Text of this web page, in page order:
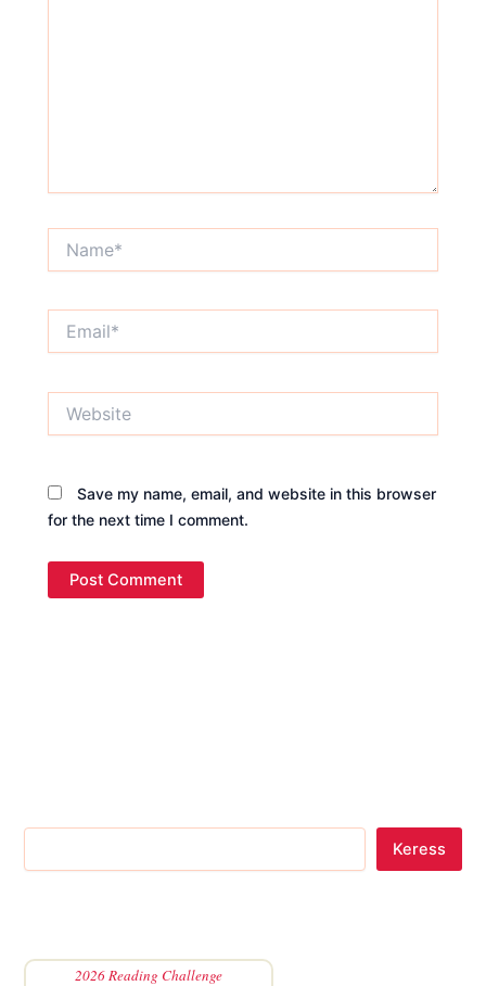
Save my name, email, and website in this browser
for the next time I comment.
Keress
2026 Reading Challenge